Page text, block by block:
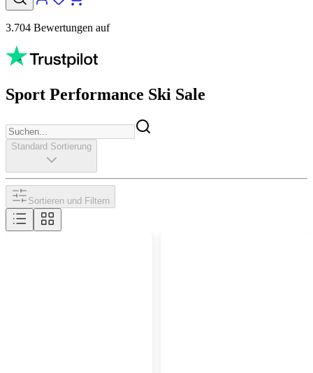
3.704 Bewertungen auf
Sport Performance Ski Sale
Standard Sortierung
Sortieren und Filtern